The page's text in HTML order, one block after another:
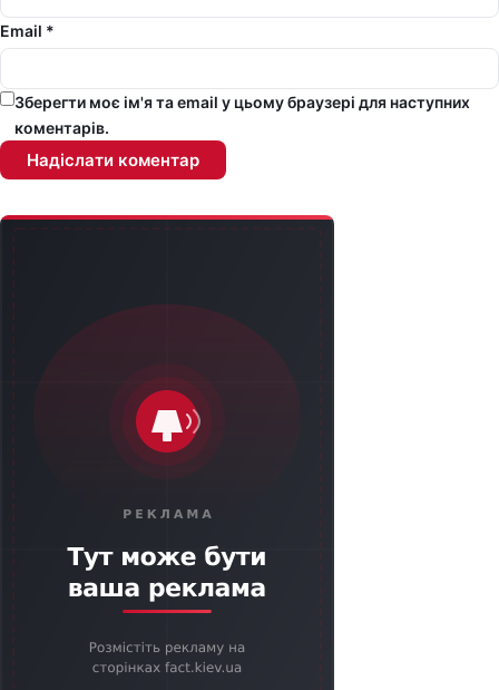
Email *
Зберегти моє ім'я та email у цьому браузері для наступних
коментарів.